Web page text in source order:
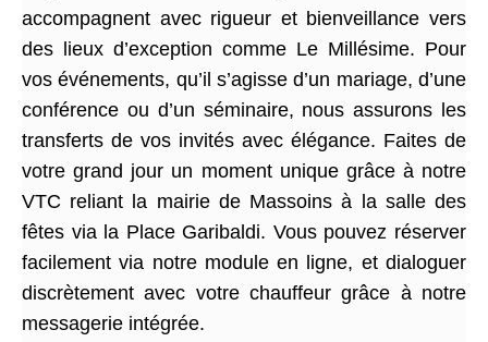
accompagnent avec rigueur et bienveillance vers
des lieux d’exception comme Le Millésime. Pour
vos événements, qu’il s’agisse d’un mariage, d’une
conférence ou d’un séminaire, nous assurons les
transferts de vos invités avec élégance. Faites de
votre grand jour un moment unique grâce à notre
VTC reliant la mairie de Massoins à la salle des
fêtes via la Place Garibaldi. Vous pouvez réserver
facilement via notre module en ligne, et dialoguer
discrètement avec votre chauffeur grâce à notre
messagerie intégrée.